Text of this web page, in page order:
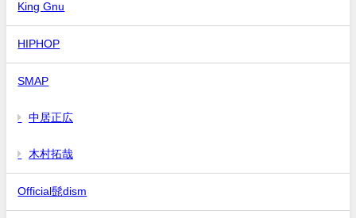
King Gnu
HIPHOP
SMAP
中居正広
木村拓哉
Official髭dism